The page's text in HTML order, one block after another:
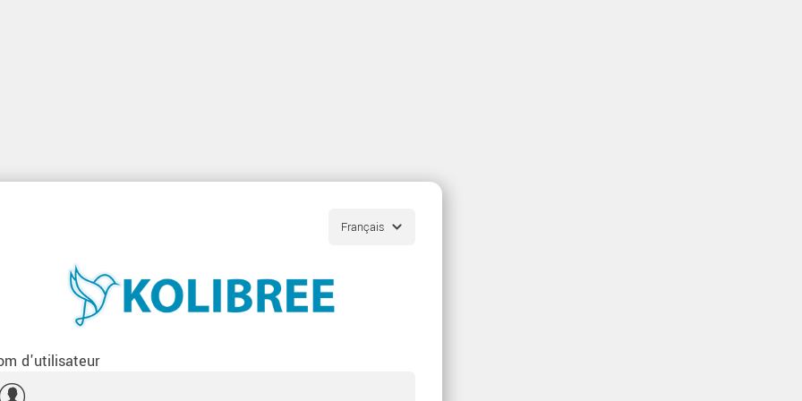
d'utilisateur